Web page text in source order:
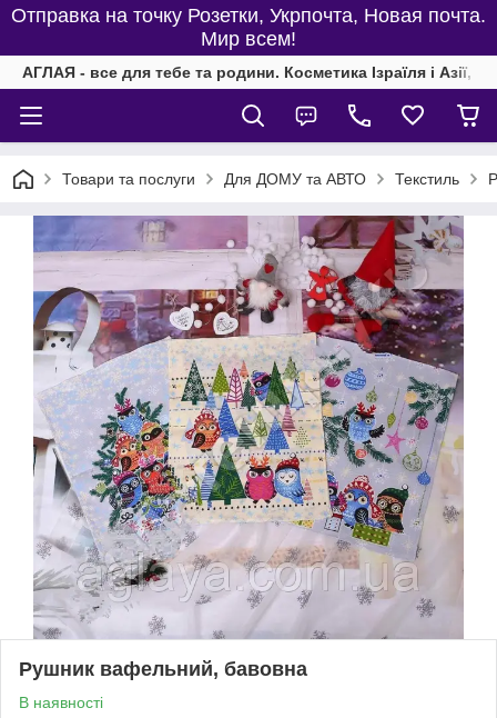
Отправка на точку Розетки, Укрпочта, Новая почта.
Мир всем!
АГЛАЯ - все для тебе та родини. Косметика Ізраїля і Азії,
Товари та послуги Для ДОМУ та АВТО Текстиль
Рушник вафельний, бавовна
В наявності